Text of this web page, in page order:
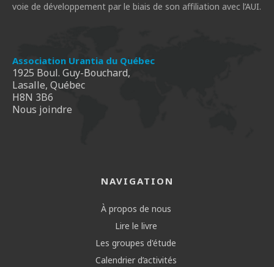
voie de développement par le biais de son affiliation avec l’AUI.
Association Urantia du Québec
1925 Boul. Guy-Bouchard,
Lasalle, Québec
H8N 3B6
Nous joindre
NAVIGATION
À propos de nous
Lire le livre
Les groupes d'étude
Calendrier d’activités